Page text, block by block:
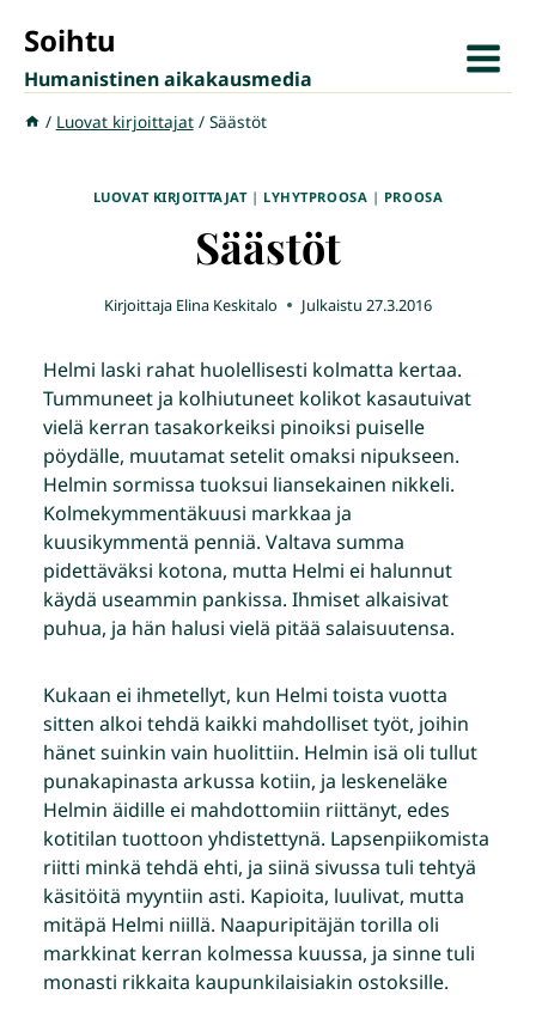
sisältöön
Soihtu
Humanistinen aikakausmedia
/ Luovat kirjoittajat / Säästöt
LUOVAT KIRJOITTAJAT| LYHYTPROOSA | PROOSA
Säästöt
Kirjoittaja Elina Keskitalo Julkaistu 27.3.2016
Helmi laski rahat huolellisesti kolmatta kertaa.
Tummuneet ja kolhiutuneet kolikot kasautuivat
vielä kerran tasakorkeiksi pinoiksi puiselle
pöydälle, muutamat setelit omaksi nipukseen.
Helmin sormissa tuoksui liansekainen nikkeli.
Kolmekymmentäkuusi markkaa ja
kuusikymmentä penniä. Valtava summa
pidettäväksi kotona, mutta Helmi ei halunnut
käydä useammin pankissa. Ihmiset alkaisivat
puhua, ja hän halusi vielä pitää salaisuutensa.
Kukaan ei ihmetellyt, kun Helmi toista vuotta
sitten alkoi tehdä kaikki mahdolliset työt, joihin
hänet suinkin vain huolittiin. Helmin isä oli tullut
punakapinasta arkussa kotiin, ja leskeneläke
Helmin äidille ei mahdottomiin riittänyt, edes
kotitilan tuottoon yhdistettynä. Lapsenpiikomista
riitti minkä tehdä ehti, ja siinä sivussa tuli tehtyä
käsitöitä myyntiin asti. Kapioita, luulivat, mutta
mitäpä Helmi niillä. Naapuripitäjän torilla oli
markkinat kerran kolmessa kuussa, ja sinne tuli
monasti rikkaita kaupunkilaisiakin ostoksille.